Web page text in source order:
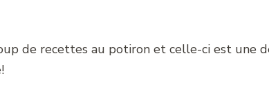
de recettes au potiron et celle-ci est une